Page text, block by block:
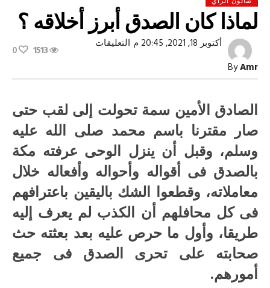
لماذا كان الصدق أبرز أخلاقه ؟
ByAmr
أكتوبر 18, 2021, 20:45 م التعليقاتعلى
أبرز
مغلقة
1513
0
الصادق الأمين سمة تحولت إلى لقب حتى
صار مقترنا باسم محمد صلى الله عليه
وسلم، وقبل أن ينزل الوحى عرفته مكة
بالصدق فى أقواله وأحواله وأفعاله خلال
معاملاته، وقطعوا الشك باليقين باعترافهم
فى كل محافلهم أن الكذب لم يعرف إليه
طريقا، وأول ما حرص عليه بعد بعثته حث
صحابته على تحرى الصدق فى جميع
أمورهم.